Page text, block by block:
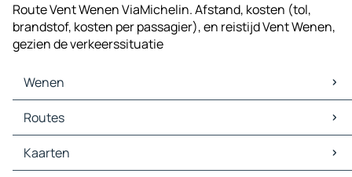
Route Vent Wenen ViaMichelin. Afstand, kosten (tol,
brandstof, kosten per passagier), en reistijd Vent Wenen,
gezien de verkeerssituatie
Wenen
Wenen Kaarten
Wenen Verkeer
Wenen Hotels
Wenen Restaurants
Routes
Routes Wenen - Bratislava
Routes Wenen - Boedapest
Kaarten